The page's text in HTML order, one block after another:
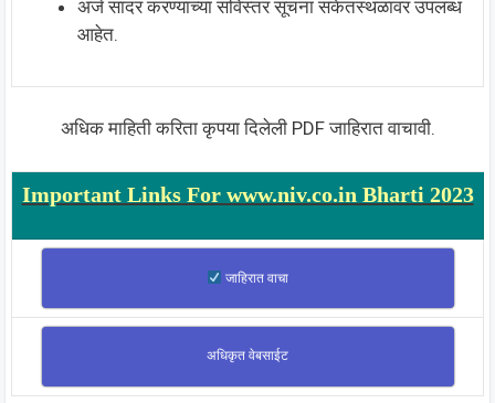
अर्ज सादर करण्याच्या सविस्तर सूचना संकेतस्थळावर उपलब्ध
आहेत.
अधिक माहिती करिता कृपया दिलेली PDF जाहिरात वाचावी.
Important Links For www.niv.co.in Bharti 2023
जाहिरात वाचा
अधिकृत वेबसाईट